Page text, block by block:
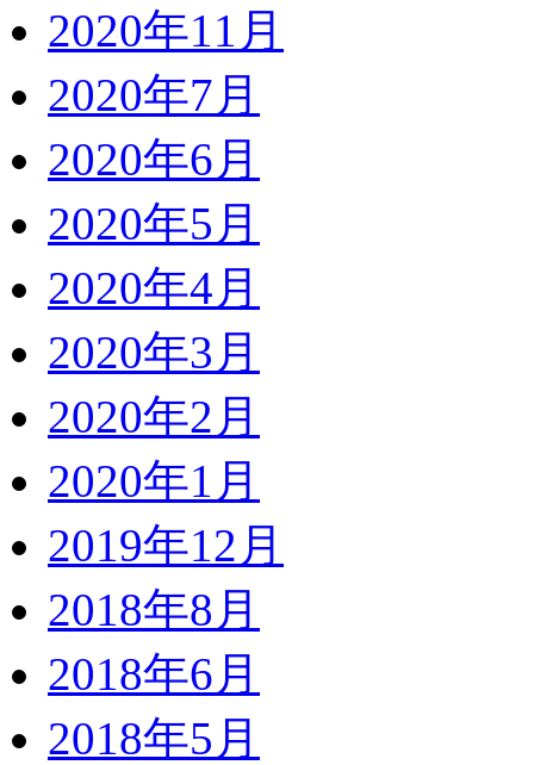
2020年11月
2020年7月
2020年6月
2020年5月
2020年4月
2020年3月
2020年2月
2020年1月
2019年12月
2018年8月
2018年6月
2018年5月